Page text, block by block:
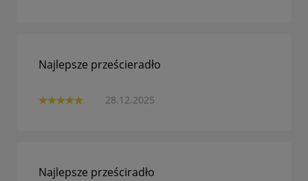
28.12.2025
Najlepsze prześcieradło
Najlepsze prześciradło